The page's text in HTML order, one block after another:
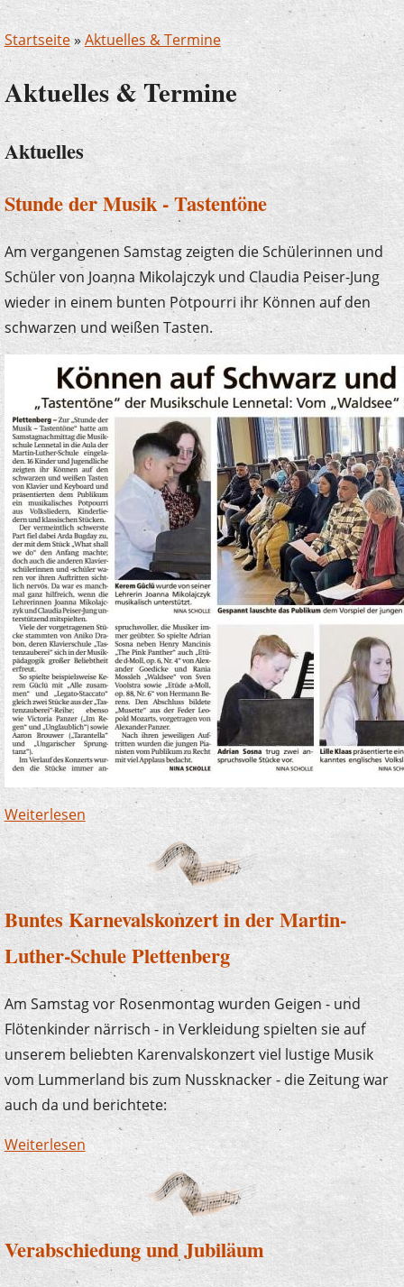
Startseite»Aktuelles & Termine
Aktuelles & Termine
Aktuelles
Stunde der Musik - Tastentöne
Am vergangenen Samstag zeigten die Schülerinnen und
Schüler von Joanna Mikolajczyk und Claudia Peiser-Jung
wieder in einem bunten Potpourri ihr Können auf den
schwarzen und weißen Tasten.
Weiterlesen über Stunde der Musik - Tastentöne
Buntes Karnevalskonzert in der Martin-
Luther-Schule Plettenberg
Am Samstag vor Rosenmontag wurden Geigen - und
Flötenkinder närrisch - in Verkleidung spielten sie auf
unserem beliebten Karenvalskonzert viel lustige Musik
vom Lummerland bis zum Nussknacker - die Zeitung war
auch da und berichtete:
Weiterlesen über Buntes Karnevalskonzert in der Martin-
Luther-Schule Plettenberg
Verabschiedung und Jubiläum